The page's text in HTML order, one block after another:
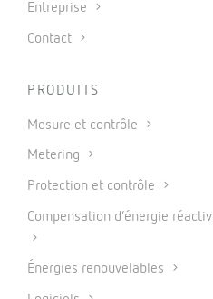
Entreprise
Contact
PRODUITS
Mesure et contrôle
Metering
Protection et contrôle
Compensation d’énergie
Énergies renouvelables